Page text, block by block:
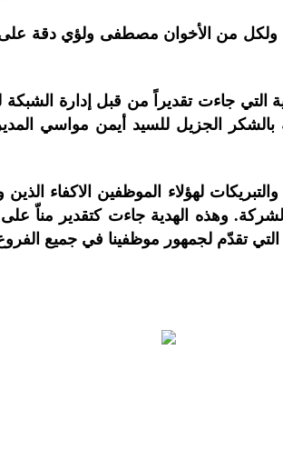
من الأخوان مصطفى ولؤي دقة على
جاءت تقديراً من قبل إدارة الشبكة
بالشكر الجزيل للسيد أيمن مواسي
لهؤلاء الموظفين الاكفاء
وهذه الهدية جاءت كتقدير مناّ
تقدّم لجمهور موظفينا في جميع